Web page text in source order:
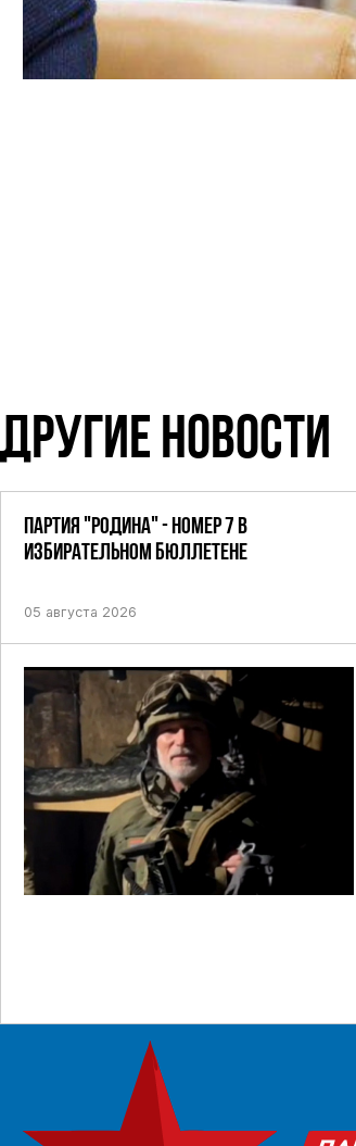
ДРУГИЕ НОВОСТИ
ПАРТИЯ "РОДИНА" - НОМЕР 7 В
ИЗБИРАТЕЛЬНОМ БЮЛЛЕТЕНЕ
05 августа 2026